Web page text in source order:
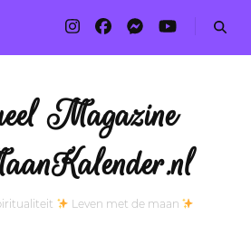
Magazine
Leven met de maan